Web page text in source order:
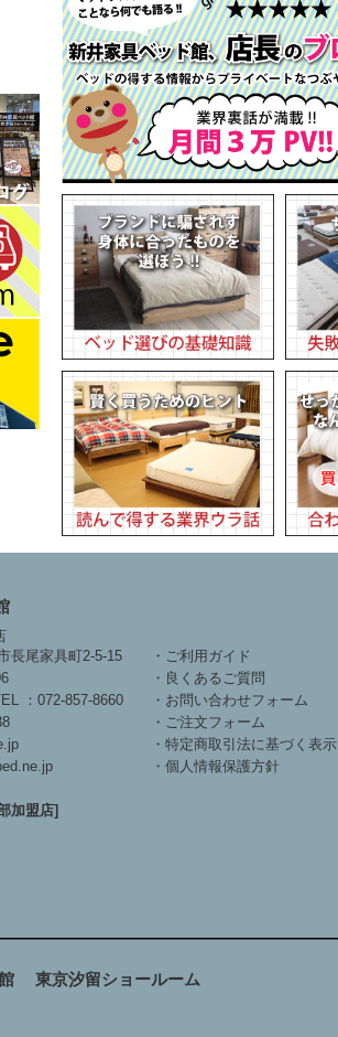
長尾家具町2-5-15
：072-857-8660
加盟店]
・ご利用ガイド
・良くあるご質問
・お問い合わせフォーム
・ご注文フォーム
・特定商取引法に基づく表示
・個人情報保護方針
東京汐留ショールーム